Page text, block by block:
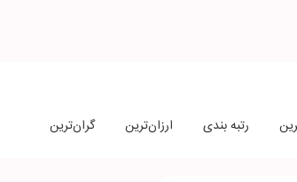
رتبه بندی ارزان‌ترین گران‌ترین